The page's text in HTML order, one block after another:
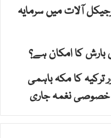
آلات میں سرمایہ
کا امکان ہے؟
ترکیہ کا مکہ باہمی
نغمہ جاری